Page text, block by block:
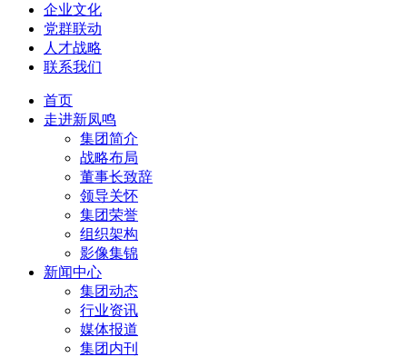
企业文化
党群联动
人才战略
联系我们
首页
走进新凤鸣
集团简介
战略布局
董事长致辞
领导关怀
集团荣誉
组织架构
影像集锦
新闻中心
集团动态
行业资讯
媒体报道
集团内刊